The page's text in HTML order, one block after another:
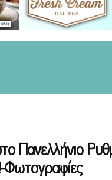
Πανελλήνιο
Φωτογραφίες